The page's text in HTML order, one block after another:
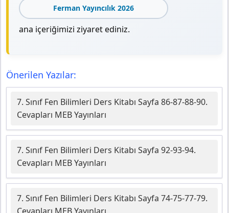
Ferman Yayıncılık 2026
ana içeriğimizi ziyaret ediniz.
Önerilen Yazılar:
7. Sınıf Fen Bilimleri Ders Kitabı Sayfa 86-87-88-90.
Cevapları MEB Yayınları
7. Sınıf Fen Bilimleri Ders Kitabı Sayfa 92-93-94.
Cevapları MEB Yayınları
7. Sınıf Fen Bilimleri Ders Kitabı Sayfa 74-75-77-79.